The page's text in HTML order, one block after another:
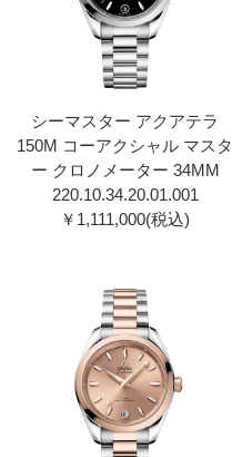
シーマスター アクアテラ
150M コーアクシャル マスタ
ー クロノメーター 34MM
220.10.34.20.01.00 1
￥1,111,000(税込)